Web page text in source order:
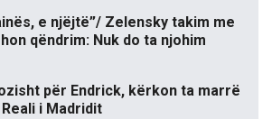
e njëjtë”/ Zelensky takim me
qëndrim: Nuk do ta njohim
për Endrick, kërkon ta marrë
i Madridit